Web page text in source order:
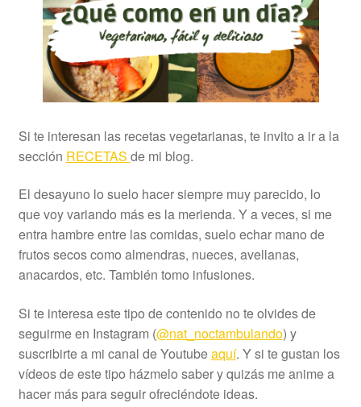
Si te interesan las recetas vegetarianas, te invito a ir a la
sección RECETAS de mi blog.
El desayuno lo suelo hacer siempre muy parecido, lo
que voy variando más es la merienda. Y a veces, si me
entra hambre entre las comidas, suelo echar mano de
frutos secos como almendras, nueces, avellanas,
anacardos, etc. También tomo infusiones.
Si te interesa este tipo de contenido no te olvides de
seguirme en Instagram (@nat_noctambulando) y
suscribirte a mi canal de Youtubeaquí. Y si te gustan los
vídeos de este tipo házmelo saber y quizás me anime a
hacer más para seguir ofreciéndote ideas.